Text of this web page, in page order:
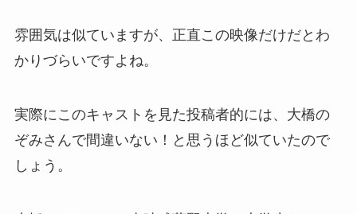
雰囲気は似ていますが、正直この映像だけだとわ
かりづらいですよね。
実際にこのキャストを見た投稿者的には、大橋の
ぞみさんで間違いない！と思うほど似ていたので
しょう。